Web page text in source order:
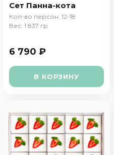
Сет Панна-кота
Кол-во персон: 12-18
Вес: 1 837 гр
6 790 ₽
В КОРЗИНУ